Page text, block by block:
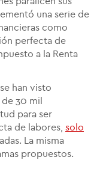
una serie de
como
perfecta de
a la Renta
han visto
30 mil
para ser
de labores, solo
La misma
propuestos.